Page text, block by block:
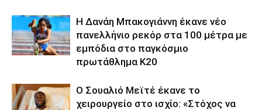
Η Δανάη Μπακογιάννη έκανε νέο
πανελλήνιο ρεκόρ στα 100 μέτρα με
εμπόδια στο παγκόσμιο
πρωτάθλημα Κ20
Ο Σουαλιό Μεϊτέ έκανε το
χειρουργείο στο ισχίο: «Στόχος να